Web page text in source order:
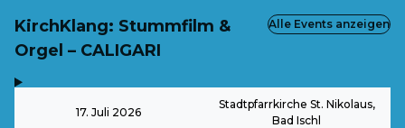
KirchKlang: Stummfilm &
Orgel – CALIGARI
17. Juli 2026
Stadtpfarrkirche St. Nikolaus,
Bad Ischl
Alle Events anzeigen